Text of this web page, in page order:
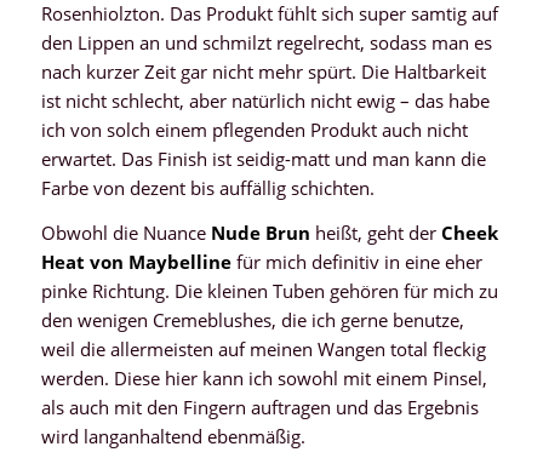
Rosenhiolzton. Das Produkt fühlt sich super samtig auf
den Lippen an und schmilzt regelrecht, sodass man es
nach kurzer Zeit gar nicht mehr spürt. Die Haltbarkeit
ist nicht schlecht, aber natürlich nicht ewig – das habe
ich von solch einem pflegenden Produkt auch nicht
erwartet. Das Finish ist seidig-matt und man kann die
Farbe von dezent bis auffällig schichten.
Obwohl die Nuance Nude Brun heißt, geht der Cheek
Heat von Maybellinefür mich definitiv in eine eher
pinke Richtung. Die kleinen Tuben gehören für mich zu
den wenigen Cremeblushes, die ich gerne benutze,
weil die allermeisten auf meinen Wangen total fleckig
werden. Diese hier kann ich sowohl mit einem Pinsel,
als auch mit den Fingern auftragen und das Ergebnis
wird langanhaltend ebenmäßig.